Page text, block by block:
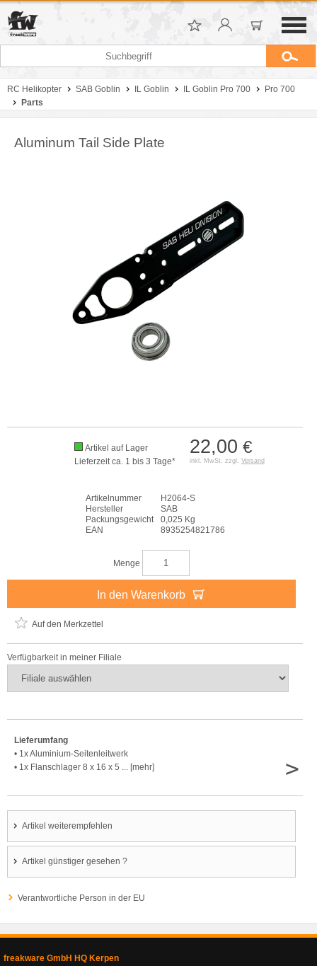
RC Helikopter SAB Goblin IL Goblin IL Goblin Pro 700
Pro 700
Parts
Aluminum Tail Side Plate
22,00 €
inkl. MwSt. zzgl. Versand
Artikel auf Lager
Lieferzeit ca. 1 bis 3 Tage*
Artikelnummer
H2064-S
Hersteller
SAB
Packungsgewicht
0,025 Kg
EAN
8935254821786
Menge
In den Warenkorb
Auf den Merkzettel
Verfügbarkeit in meiner Filiale
Lieferumfang
• 1x Aluminium-Seitenleitwerk
• 1x Flanschlager 8 x 16 x 5 ... [mehr]
>
Artikel weiterempfehlen
Artikel günstiger gesehen ?
Verantwortliche Person in der EU
freakware GmbH HQ Kerpen